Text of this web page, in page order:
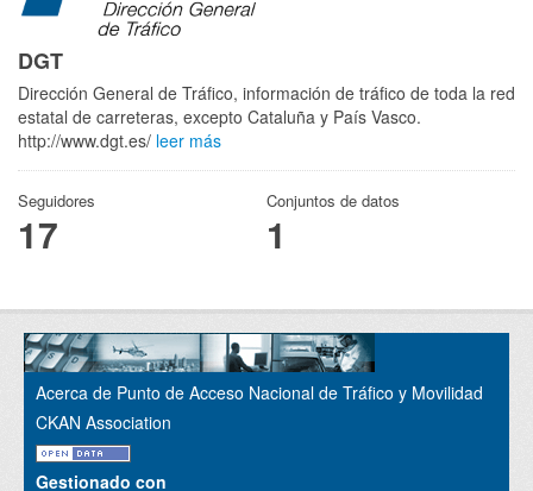
DGT
Dirección General de Tráfico, información de tráfico de toda la red
estatal de carreteras, excepto Cataluña y País Vasco.
http://www.dgt.es/ leer más
Seguidores
17
Conjuntos de datos
1
Acerca de Punto de Acceso Nacional de Tráfico y Movilidad
CKAN Association
Gestionado con